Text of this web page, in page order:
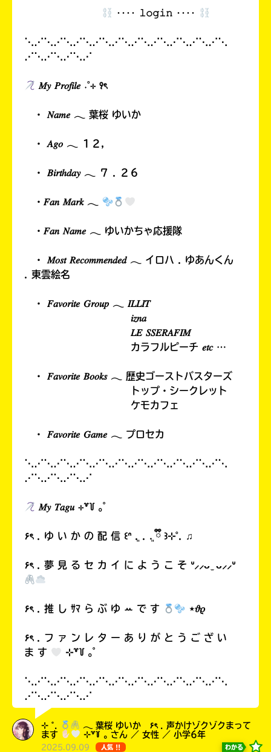
‥‥ 𝚕𝚘𝚐𝚒𝚗 ‥‥
⋱⋰⋱⋰⋱⋰⋱⋰⋱⋰⋱⋰⋱⋰⋱⋰⋱⋰⋱⋰⋱
⋰⋱⋰⋱⋰⋱⋰
𝑀𝑦 𝑃𝑟𝑜𝑓𝑖𝑙𝑒 ˖˚⊹ ꣑ৎ‎
・ 𝑁𝑎𝑚𝑒 𓂃 葉桜 ゆいか
・ 𝐴𝑔𝑜 𓂃 １２，
・ 𝐵𝑖𝑟𝑡ℎ𝑑𝑎𝑦 𓂃 ７ . ２６
・𝐹𝑎𝑛 𝑀𝑎𝑟𝑘 𓂃
・𝐹𝑎𝑛 𝑁𝑎𝑚𝑒 𓂃 ゆいかちゃ応援隊
・ 𝑀𝑜𝑠𝑡 𝑅𝑒𝑐𝑜𝑚𝑚𝑒𝑛𝑑𝑒𝑑 𓂃 イロハ . ゆあんくん
. 東雲絵名
・ 𝐹𝑎𝑣𝑜𝑟𝑖𝑡𝑒 𝐺𝑟𝑜𝑢𝑝 𓂃 𝐼𝐿𝐿𝐼𝑇
𝑖𝑧𝑛𝑎
𝐿𝐸 𝑆𝑆𝐸𝑅𝐴𝐹𝐼𝑀
カラフルピーチ 𝑒𝑡𝑐 …
・ 𝐹𝑎𝑣𝑜𝑟𝑖𝑡𝑒 𝐵𝑜𝑜𝑘𝑠 𓂃 歴史ゴーストバスターズ
トップ・シークレット
ケモカフェ
・ 𝐹𝑎𝑣𝑜𝑟𝑖𝑡𝑒 𝐺𝑎𝑚𝑒 𓂃 プロセカ
⋱⋰⋱⋰⋱⋰⋱⋰⋱⋰⋱⋰⋱⋰⋱⋰⋱⋰⋱⋰⋱
⋰⋱⋰⋱⋰⋱⋰
𝑀𝑦 𝑇𝑎𝑔𝑢 ⊹꒷꒦ ｡ﾟ
۶ৎ . ゆ い か の 配 信 ꒰ᐢ ܸ. . .ܸ ྀི ꒱⊹˚. ♫
۶ৎ . 夢 見 る セ カ イ に よ う こ そ ᐡ⸝⸝ᴗ ̫ ᴗ⸝⸝ᐡ
۶ৎ . 推 し ｻﾏ ら ぶ ゆ ꕀ で す ⋆𝜗𝜚
۶ৎ . フ ァ ン レ タ ー あ り が と う ご ざ い
ま す
⊹꒷꒦ ｡ﾟ
⋱⋰⋱⋰⋱⋰⋱⋰⋱⋰⋱⋰⋱⋰⋱⋰⋱⋰⋱⋰⋱
⋰⋱⋰⋱⋰⋱⋰
⊹ ˚.
𓂃 葉桜 ゆいか ۶ৎ . 声かけゾクゾクまって
ます
⊹꒷꒦ ｡ さん ／ 女性 ／ 小学6年
2025.09.09 人気 !! わかる